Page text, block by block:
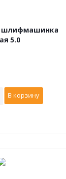
шлифмашинка
5.0
В корзину